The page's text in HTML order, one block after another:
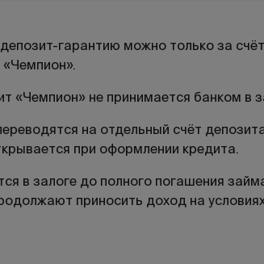
гарантию можно только за
«Чемпион» не принимается банком в
на отдельный счёт
при оформлении кредита.
в залоге до полного погашения
приносить доход на